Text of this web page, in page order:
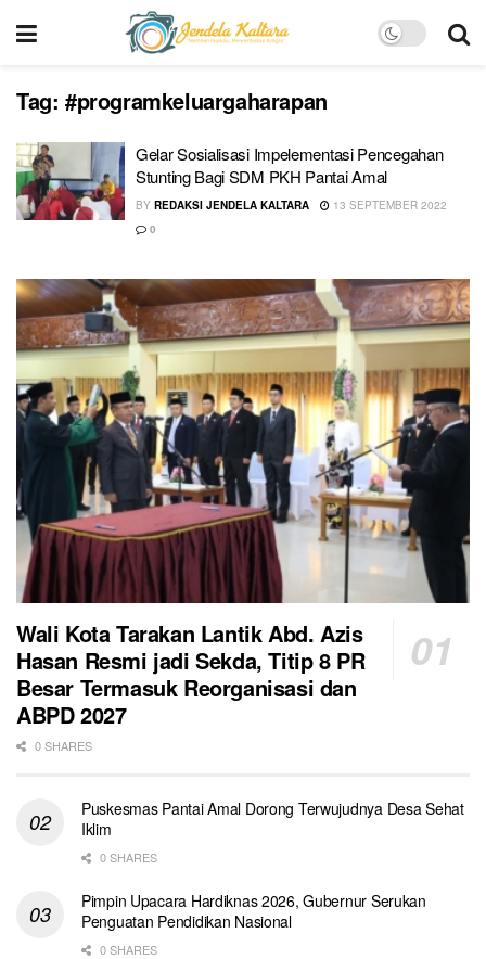
Tag: #programkeluargaharapan
Gelar Sosialisasi Impelementasi Pencegahan
Stunting Bagi SDM PKH Pantai Amal
BY REDAKSI JENDELA KALTARA
13 SEPTEMBER 2022
0
Wali Kota Tarakan Lantik Abd. Azis
Hasan Resmi jadi Sekda, Titip 8 PR
Besar Termasuk Reorganisasi dan
ABPD 2027
0 SHARES
Puskesmas Pantai Amal Dorong Terwujudnya Desa Sehat
Iklim
0 SHARES
Pimpin Upacara Hardiknas 2026, Gubernur Serukan
Penguatan Pendidikan Nasional
0 SHARES